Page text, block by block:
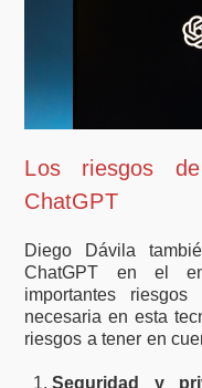
Los riesgos
ChatGPT
Diego Dávila
ChatGPT en el
importantes
necesaria en esta
riesgos a tener en
Seguridad y